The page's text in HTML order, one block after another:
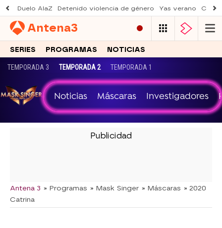
Duelo AlaZ Detenido violencia de género Yas verano
Antena3
SERIES PROGRAMAS NOTICIAS
TEMPORADA 3 TEMPORADA 2 TEMPORADA 1
Noticias Máscaras Investigadores
-
Antena 3 » Programas » Mask Singer » Máscaras » 2020
Catrina